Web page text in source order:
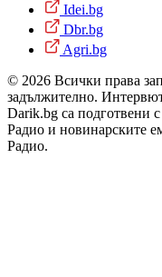
Idei.bg
Dbr.bg
Agri.bg
© 2026 Всички права
задължително.
Darik.bg са подготвени
Радио и новинарските
Радио.